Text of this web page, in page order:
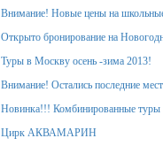
Внимание! Новые цены на
Открыто бронирование на
Туры в Москву осень -зима 2013!
Внимание! Остались последние
Новинка!!! Комбинированные туры
Цирк АКВАМАРИН